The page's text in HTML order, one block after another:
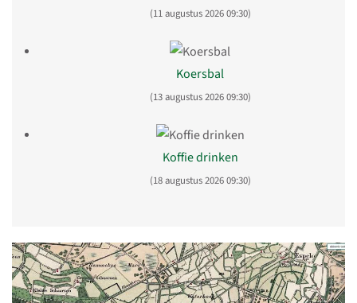
(11 augustus 2026 09:30)
Koersbal
(13 augustus 2026 09:30)
Koffie drinken
(18 augustus 2026 09:30)